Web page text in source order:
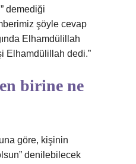
demediği
şöyle cevap
Elhamdülillah
Elhamdülillah dedi.”
birine ne
göre, kişinin
denilebilecek